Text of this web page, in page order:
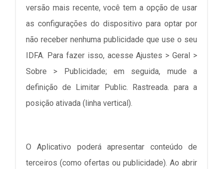
versão mais recente, você tem a opção de usar
as configurações do dispositivo para optar por
não receber nenhuma publicidade que use o seu
IDFA. Para fazer isso, acesse Ajustes > Geral >
Sobre > Publicidade; em seguida, mude a
definição de Limitar Public. Rastreada. para a
posição ativada (linha vertical).
O Aplicativo poderá apresentar conteúdo de
terceiros (como ofertas ou publicidade). Ao abrir